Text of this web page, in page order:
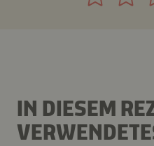
IN DIESEM